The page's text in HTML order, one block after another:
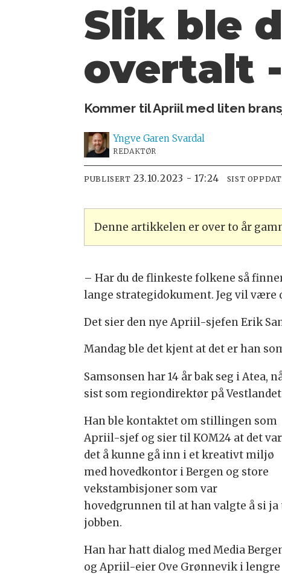
Slik ble
overtalt
Kommer til Apriil med liten
Yngve Garen Svardal
REDAKTØR
PUBLISERT 23.10.2023 - 17:24 SIST
Denne artikkelen er over to år
– Har du de flinkeste folkene så
lange strategidokument. Jeg vil
Det sier den nye Apriil-sjefen Erik
Mandag ble det kjent at det er han
Samsonsen har 14 år bak seg i Atea,
sist som regiondirektør på
Han ble kontaktet om stillingen som
Apriil-sjef og sier til KOM24 at det var
det å kunne gå inn i et kreativt miljø
med hovedkontor i Bergen og store
vekstambisjoner som var
hovedgrunnen til at han valgte å si
jobben.
Han har hatt dialog med Media
og Apriil-eier Ove Grønnevik i lengre